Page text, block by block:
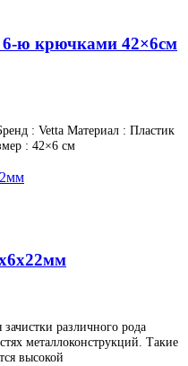
6-ю крючками 42×6см
: Vetta Материал : Пластик
: 42×6 см
различного рода
металлоконструкций. Такие
высокой